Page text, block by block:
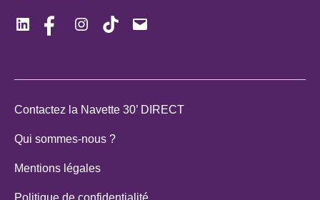
LinkedInFacebookInstagramTikTokE-
Contactez la Navette 30’ DIRECT
Qui sommes-nous ?
Mentions légales
Politique de confidentialité